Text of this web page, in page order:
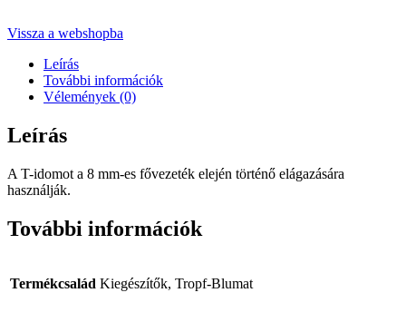
Vissza a webshopba
Leírás
További információk
Vélemények (0)
Leírás
A T-idomot a 8 mm-es fővezeték elején történő elágazására
használják.
További információk
Termékcsalád Kiegészítők, Tropf-Blumat